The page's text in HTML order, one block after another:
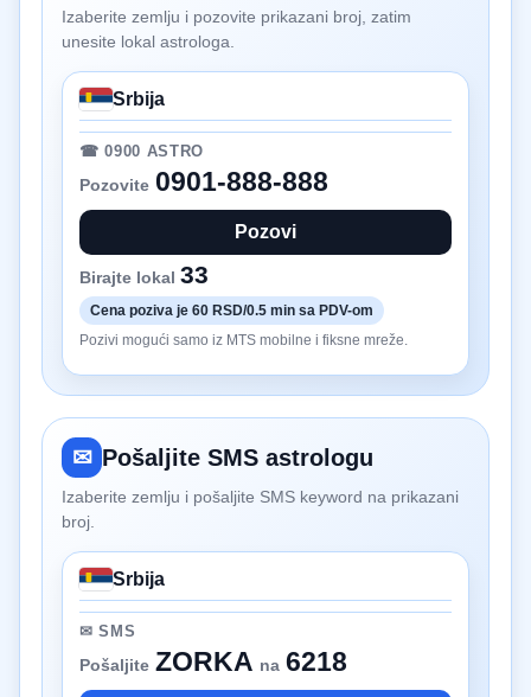
Izaberite zemlju i pozovite prikazani broj, zatim
unesite lokal astrologa.
Srbija
☎ 0900 ASTRO
Pozovite 0901-888-888
Pozovi
Birajte lokal 33
Cena poziva je 60 RSD/0.5 min sa PDV-om
Pozivi mogući samo iz MTS mobilne i fiksne mreže.
✉ Pošaljite SMS astrologu
Izaberite zemlju i pošaljite SMS keyword na prikazani
broj.
Srbija
✉ SMS
Pošaljite ZORKA na 6218